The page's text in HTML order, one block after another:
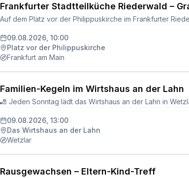
Frankfurter Stadtteilküche Riederwald –
09.08.2026, 10:00
Platz vor der Philippuskirche
Frankfurt am Main
Familien-Kegeln im Wirtshaus an der Lahn
09.08.2026, 13:00
Das Wirtshaus an der Lahn
Wetzlar
Rausgewachsen – Eltern-Kind-Treff